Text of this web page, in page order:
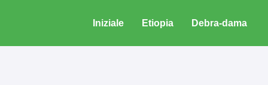
Iniziale Etiopia Debra-dama